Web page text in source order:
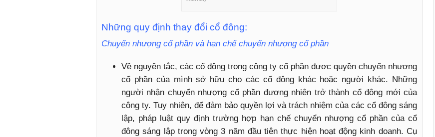
Những quy định thay đổi cổ đông:
Chuyển nhượng cổ phần và hạn chế chuyển nhượng cổ phần
Về nguyên tắc, các cổ đông trong công ty cổ phần được quyền chuyển nhượng
cổ phần của mình sở hữu cho các cổ đông khác hoặc người khác. Những
người nhận chuyển nhượng cổ phần đương nhiên trở thành cổ đông mới của
công ty. Tuy nhiên, để đảm bảo quyền lợi và trách nhiệm của các cổ đông sáng
lập, pháp luật quy định trường hợp hạn chế chuyển nhượng cổ phần của cổ
đông sáng lập trong vòng 3 năm đầu tiên thực hiện hoạt động kinh doanh. Cụ